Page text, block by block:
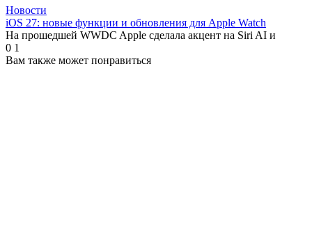
Новости
iOS 27: новые функции и обновления для Apple Watch
На прошедшей WWDC Apple сделала акцент на Siri AI и
0 1
Вам также может понравиться